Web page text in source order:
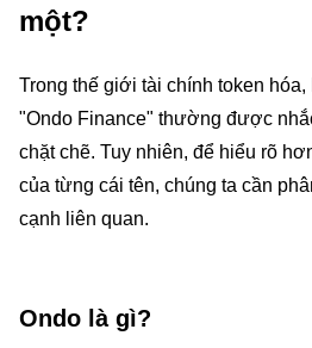
một?
Trong thế giới tài chính token
"Ondo Finance" thường được
chặt chẽ. Tuy nhiên, để hiểu rõ
của từng cái tên, chúng ta cần
cạnh liên quan.
Ondo là gì?